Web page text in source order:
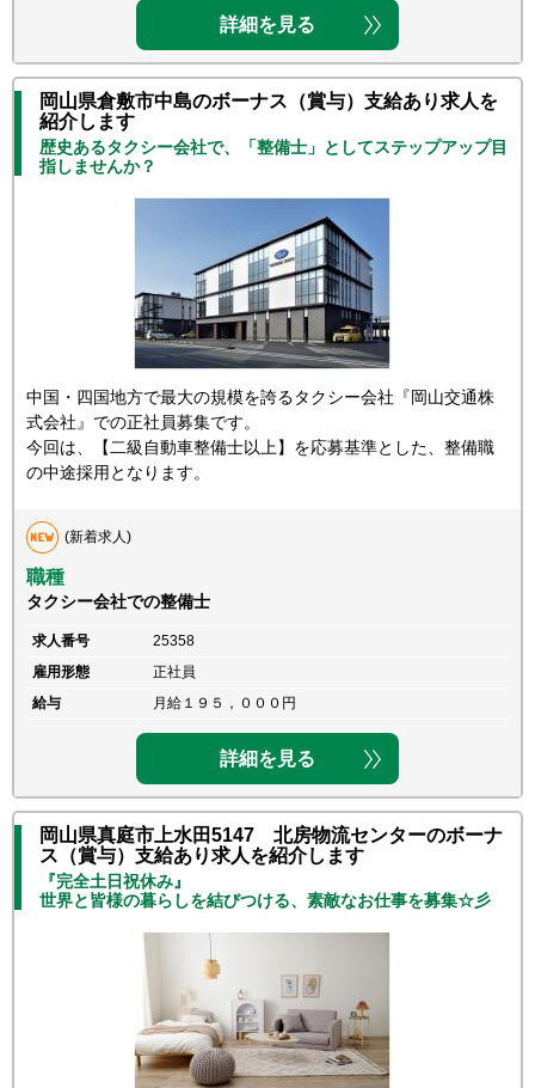
詳細を見る
岡山県倉敷市中島のボーナス（賞与）支給あり求人を
紹介します
歴史あるタクシー会社で、「整備士」としてステップアップ目
指しませんか？
中国・四国地方で最大の規模を誇るタクシー会社『岡山交通株
式会社』での正社員募集です。
今回は、【二級自動車整備士以上】を応募基準とした、整備職
の中途採用となります。
(新着求人)
職種
タクシー会社での整備士
求人番号
25358
雇用形態
正社員
給与
月給１９５，０００円
詳細を見る
岡山県真庭市上水田5147 北房物流センターのボーナ
ス（賞与）支給あり求人を紹介します
『完全土日祝休み』
世界と皆様の暮らしを結びつける、素敵なお仕事を募集☆彡